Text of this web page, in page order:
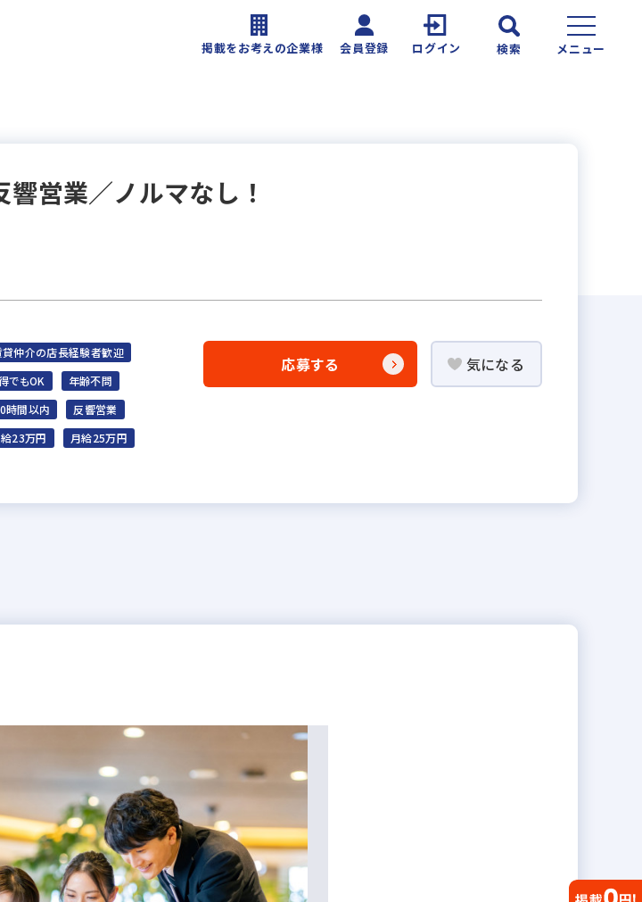
掲載をお考えの企業様 会員登録 ログイン 検索 メニュー
営業／ノルマなし！
貸仲介の店長経験者歓迎
でもOK
年齢不問
時間以内
反響営業
23万円
月給25万円
応募する 気になる